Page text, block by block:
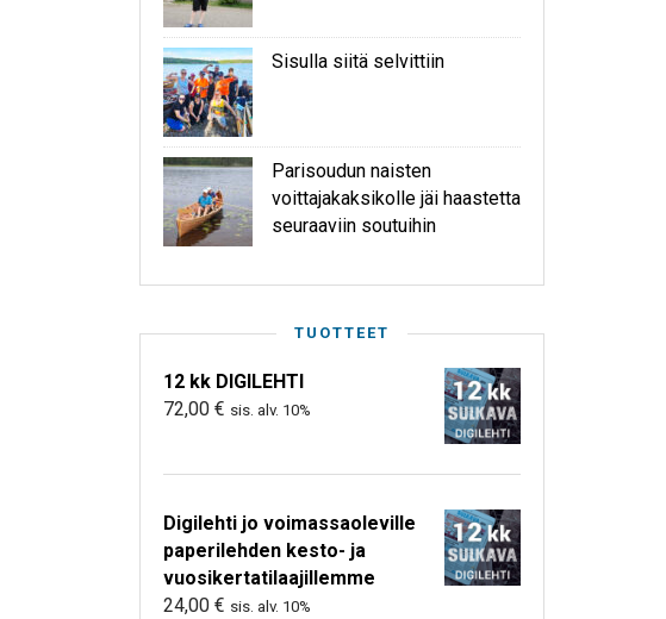
Sisulla siitä selvittiin
Parisoudun naisten
voittajakaksikolle jäi haastetta
seuraaviin soutuihin
TUOTTEET
12 kk DIGILEHTI
72,00 € sis. alv. 10%
Digilehti jo voimassaoleville
paperilehden kesto- ja
vuosikertatilaajillemme
24,00 € sis. alv. 10%